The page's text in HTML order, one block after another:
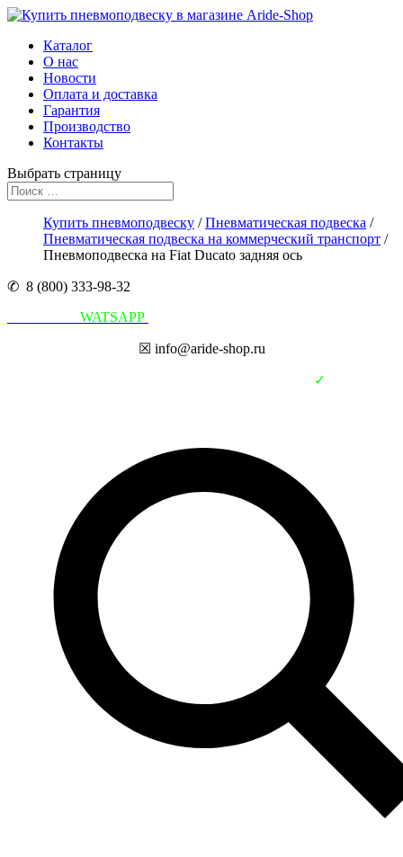
Каталог
О нас
Новости
Оплата и доставка
Гарантия
Производство
Контакты
Выбрать страницу
Купить пневмоподвеску /Пневматическая подвеска /
Пневматическая подвеска на коммерческий транспорт /
Пневмоподвеска на Fiat Ducato задняя ось
✆ 8 (800) 333-98-32
WATSAPP
☒ info@aride-shop.ru
✓